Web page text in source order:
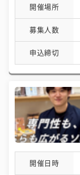
開催場所
募集人数
申込締切
開催日時